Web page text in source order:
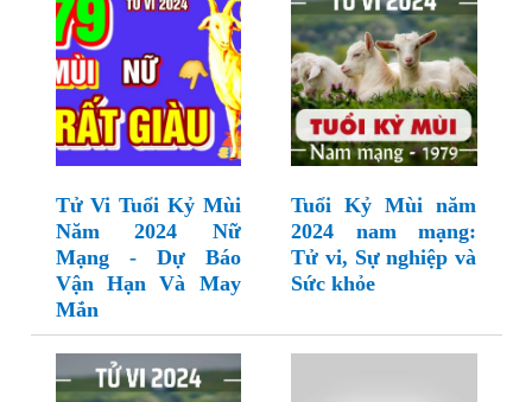
Tử Vi Tuổi Kỷ Mùi
Năm 2024 Nữ
Mạng - Dự Báo
Vận Hạn Và May
Mắn
Tuổi Kỷ Mùi năm
2024 nam mạng:
Tử vi, Sự nghiệp và
Sức khỏe